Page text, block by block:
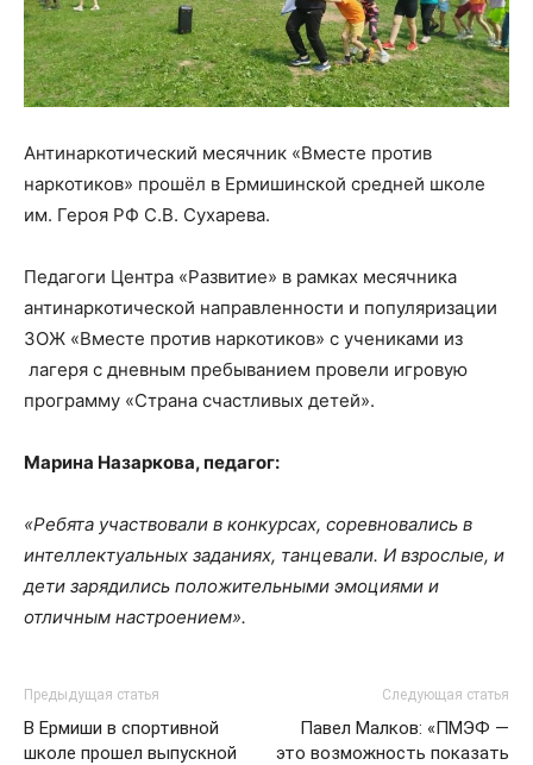
Антинаркотический месячник «Вместе против
наркотиков» прошёл в Ермишинской средней школе
им. Героя РФ С.В. Сухарева.
Педагоги Центра «Развитие» в рамках месячника
антинаркотической направленности и популяризации
ЗОЖ «Вместе против наркотиков» с учениками из
лагеря с дневным пребыванием провели игровую
программу «Страна счастливых детей».
Марина Назаркова, педагог:
«Ребята участвовали в конкурсах, соревновались в
интеллектуальных заданиях, танцевали. И взрослые, и
дети зарядились положительными эмоциями и
отличным настроением».
Предыдущая статья
В Ермиши в спортивной
школе прошел выпускной
Следующая статья
Павел Малков: «ПМЭФ —
это возможность показать